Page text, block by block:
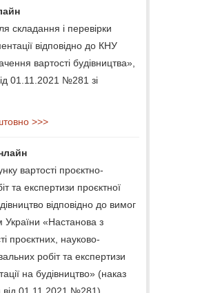
складання і перевірки
відповідно до КНУ
вартості будівництва»,
01.11.2021 №281 зі
>>>
вартості проєктно-
та експертизи проєктної
відповідно до вимог
«Настанова з
проєктних, науково-
робіт та експертизи
на будівництво» (наказ
від 01.11.2021 №281).